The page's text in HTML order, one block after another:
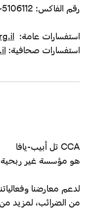
رقم الفاكس: 5106112-03-972
استفسارات عامة:
استفسارات صحافية:
CCA تل أبيب-يافا
هو مؤسسة غير
لدعم معارضنا
من الضرائب، لمزيد